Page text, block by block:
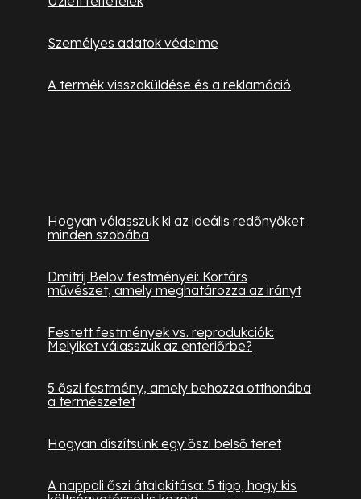
Személyes adatok védelme
A termék visszaküldése és a reklamáció
Hogyan válasszuk ki az ideális redőnyöket
minden szobába
Dmitrij Belov festményei: Kortárs
művészet, amely meghatározza az irányt
Festett festmények vs. reprodukciók:
Melyiket válasszuk az enteriőrbe?
5 őszi festmény, amely behozza otthonába
a természetet
Hogyan díszítsünk egy őszi belső teret
A nappali őszi átalakítása: 5 tipp, hogy kis